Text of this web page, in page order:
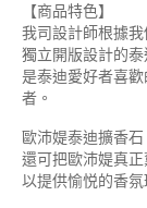
【商品特色】
我司設計師根據
獨立開版設計的泰
是泰迪愛好者喜
者。
歐沛媞泰迪擴香石
還可把歐沛媞真
以提供愉悦的香